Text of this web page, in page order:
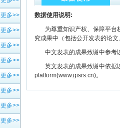
更多>>
更多>>
更多>>
更多>>
更多>>
更多>>
更多>>
更多>>
数据使用说明:
为尊重知识产权、保障平台
究成果中（包括公开发表的论
中文发表的成果致谢中参考
英文发表的成果致谢中依据
platform(www.gisrs.cn)。